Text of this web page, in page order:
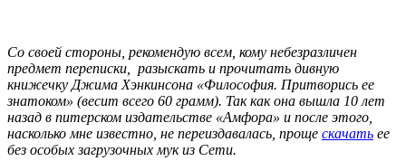
Со своей стороны, рекомендую всем, кому небезразличен
предмет переписки, разыскать и прочитать дивную
книжечку Джима Хэнкинсона «Философия. Притворись ее
знатоком» (весит всего 60 грамм). Так как она вышла 10 лет
назад в питерском издательстве «Амфора» и после этого,
насколько мне известно, не переиздавалась, проще скачать ее
без особых загрузочных мук из Сети.